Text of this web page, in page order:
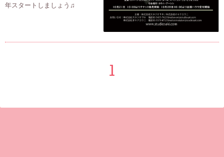
年スタートしましょう♫
1